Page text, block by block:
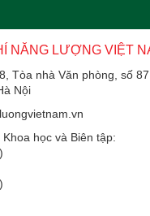
NĂNG LƯỢNG VIỆT
Tòa nhà Văn phòng, số 87
Nội
học và Biên tập: